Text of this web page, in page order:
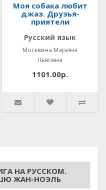
Моя собака любит
джаз. Друзья-
приятели
Русский язык
Москвина Марина
Львовна
1101.00р.
НА РУССКОМ.
ЖАН-НОЭЛЬ